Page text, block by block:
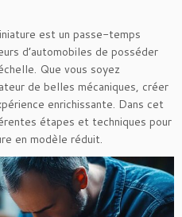
est un passe-temps
d’automobiles de posséder
Que vous soyez
de belles mécaniques, créer
enrichissante. Dans cet
étapes et techniques pour
en modèle réduit.